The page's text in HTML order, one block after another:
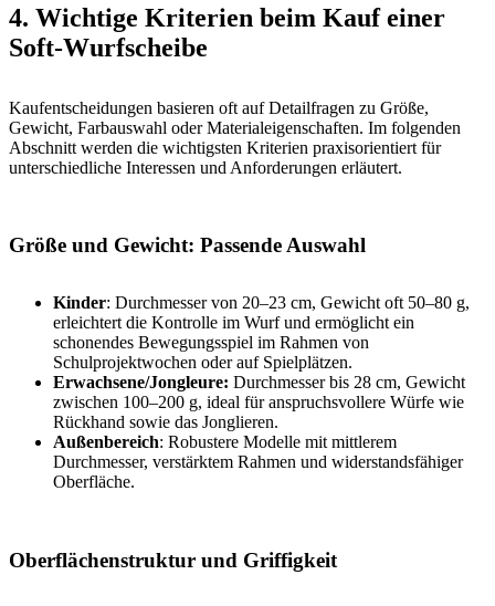
4. Wichtige Kriterien beim Kauf einer
Soft-Wurfscheibe
Kaufentscheidungen basieren oft auf Detailfragen zu Größe,
Gewicht, Farbauswahl oder Materialeigenschaften. Im folgenden
Abschnitt werden die wichtigsten Kriterien praxisorientiert für
unterschiedliche Interessen und Anforderungen erläutert.
Größe und Gewicht: Passende Auswahl
Kinder: Durchmesser von 20–23 cm, Gewicht oft 50–80 g,
erleichtert die Kontrolle im Wurf und ermöglicht ein
schonendes Bewegungsspiel im Rahmen von
Schulprojektwochen oder auf Spielplätzen.
Erwachsene/Jongleure: Durchmesser bis 28 cm, Gewicht
zwischen 100–200 g, ideal für anspruchsvollere Würfe wie
Rückhand sowie das Jonglieren.
Außenbereich: Robustere Modelle mit mittlerem
Durchmesser, verstärktem Rahmen und widerstandsfähiger
Oberfläche.
Oberflächenstruktur und Griffigkeit